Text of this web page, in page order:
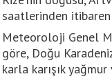
saatlerinden
Meteoroloji Genel
göre, Doğu
karla karışık